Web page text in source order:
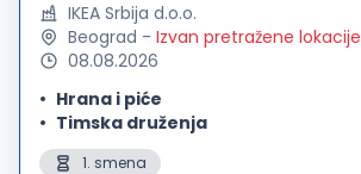
IKEA Srbija d.o.o.
Beograd - Izvan pretražene lokacije
08.08.2026
Hrana i piće
Timska druženja
1. smena